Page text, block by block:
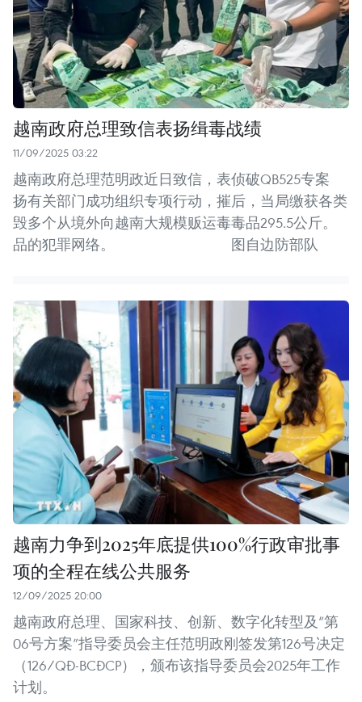
越南政府总理致信表扬缉毒战绩
11/09/2025 03:22
越南政府总理范明政近日致信，表
扬有关部门成功组织专项行动，摧
毁多个从境外向越南大规模贩运毒
品的犯罪网络。
侦破QB525专案
后，当局缴获各类
毒品295.5公斤。
图自边防部队
越南力争到2025年底提供100%行政审批事
项的全程在线公共服务
12/09/2025 20:00
越南政府总理、国家科技、创新、数字化转型及“第
06号方案”指导委员会主任范明政刚签发第126号决定
（126/QĐ-BCĐCP），颁布该指导委员会2025年工作
计划。